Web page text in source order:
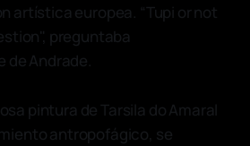
artística europea. “Tupi or not
preguntaba
de Andrade.
pintura de Tarsila do Amaral
antropofágico, se